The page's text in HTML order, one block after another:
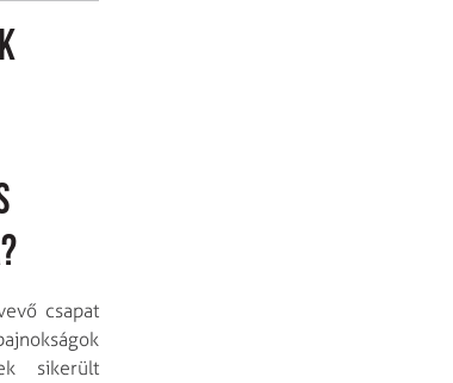
csapat
sikerült